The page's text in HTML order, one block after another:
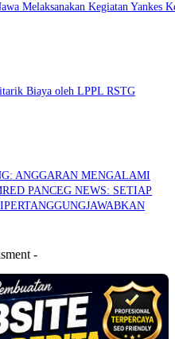
Melaksanakan Kegiatan Yankes
Biaya oleh LPPL RSTG
ANGGARAN MENGALAMI
PANCEG NEWS: SETIAP
-